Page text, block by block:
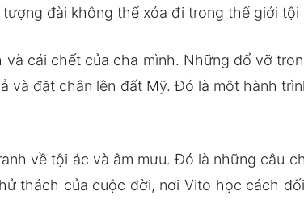
đài không thể xóa đi trong thế giới tội
cái chết của cha mình. Những đổ vỡ
và đặt chân lên đất Mỹ. Đó là một hành
về tội ác và âm mưu. Đó là những câu
thách của cuộc đời, nơi Vito học cách